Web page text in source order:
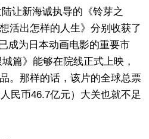
让新海诚执导的《铃芽之
活出怎样的人生》分别收获了
成为日本动画电影的重要市
篇》能够在院线正式上映，
。那样的话，该片的全球总票
民币46.7亿元）大关也就不足